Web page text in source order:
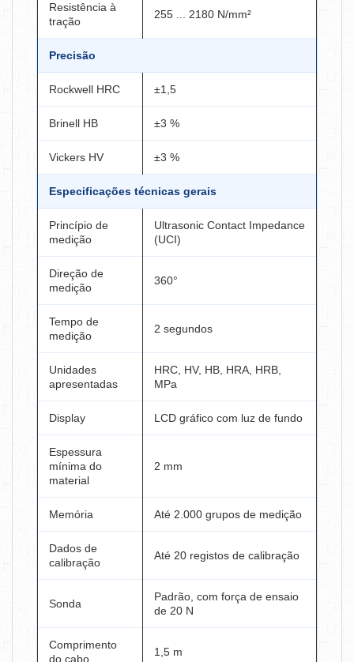
Resistência à
tração
255 ... 2180 N/mm²
Precisão
Rockwell HRC ±1,5
Brinell HB ±3 %
Vickers HV ±3 %
Especificações técnicas gerais
Princípio de
medição
Ultrasonic Contact Impedance
(UCI)
Direção de
medição
360°
Tempo de
medição
2 segundos
Unidades
apresentadas
HRC, HV, HB, HRA, HRB,
MPa
Display LCD gráfico com luz de fundo
Espessura
mínima do
material
2 mm
Memória Até 2.000 grupos de medição
Dados de
calibração
Até 20 registos de calibração
Sonda
Padrão, com força de ensaio
de 20 N
Comprimento
do cabo
1,5 m